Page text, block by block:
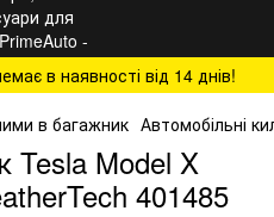
в наявності від 14 днів!
в багажник Автомобільні
Tesla Model X
401485